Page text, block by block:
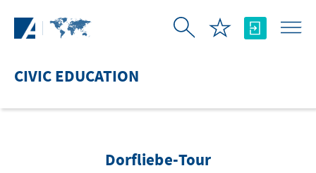
CIVIC EDUCATION
Dorfliebe-Tour